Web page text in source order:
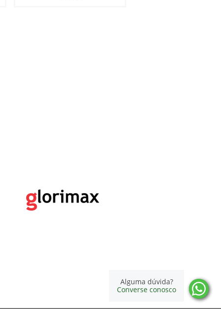
Alguma dúvida?
Converse conosco